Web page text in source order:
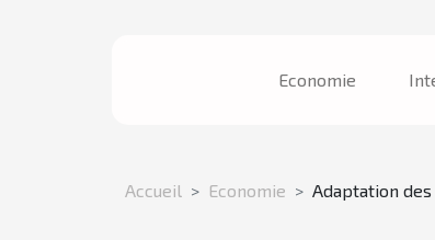
Economie
Accueil Economie Adaptation